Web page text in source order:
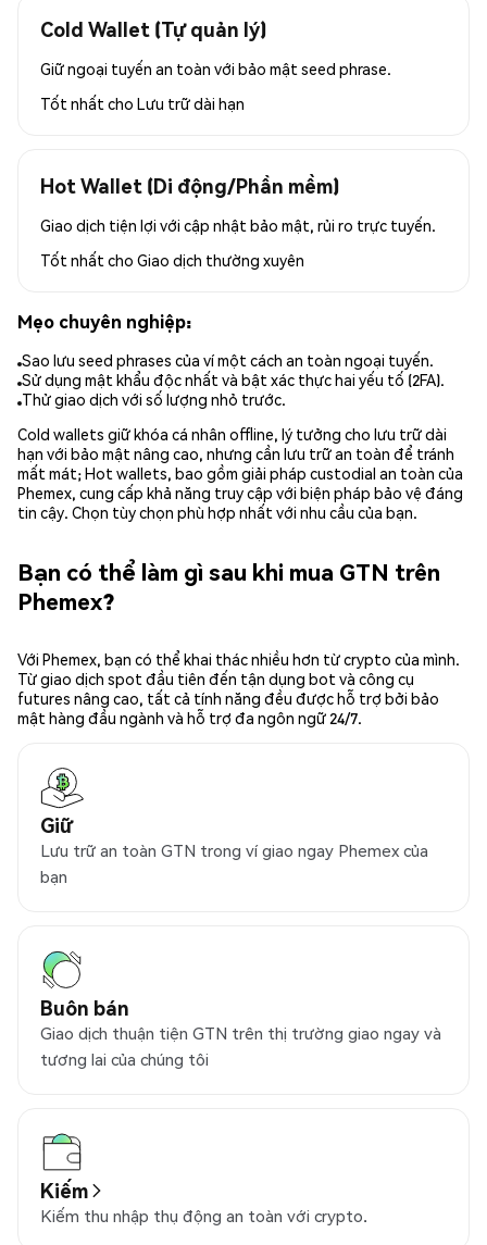
Cold Wallet (Tự quản lý)
Giữ ngoại tuyến an toàn với bảo mật seed phrase.
Tốt nhất cho Lưu trữ dài hạn
Hot Wallet (Di động/Phần mềm)
Giao dịch tiện lợi với cập nhật bảo mật, rủi ro trực tuyến.
Tốt nhất cho Giao dịch thường xuyên
Mẹo chuyên nghiệp:
Sao lưu seed phrases của ví một cách an toàn ngoại tuyến.
Sử dụng mật khẩu độc nhất và bật xác thực hai yếu tố (2FA).
Thử giao dịch với số lượng nhỏ trước.
Cold wallets giữ khóa cá nhân offline, lý tưởng cho lưu trữ dài
hạn với bảo mật nâng cao, nhưng cần lưu trữ an toàn để tránh
mất mát; Hot wallets, bao gồm giải pháp custodial an toàn của
Phemex, cung cấp khả năng truy cập với biện pháp bảo vệ đáng
tin cậy. Chọn tùy chọn phù hợp nhất với nhu cầu của bạn.
Bạn có thể làm gì sau khi mua GTN trên
Phemex?
Với Phemex, bạn có thể khai thác nhiều hơn từ crypto của mình.
Từ giao dịch spot đầu tiên đến tận dụng bot và công cụ
futures nâng cao, tất cả tính năng đều được hỗ trợ bởi bảo
mật hàng đầu ngành và hỗ trợ đa ngôn ngữ 24/7.
Giữ
Lưu trữ an toàn GTN trong ví giao ngay Phemex của
bạn
Buôn bán
Giao dịch thuận tiện GTN trên thị trường giao ngay và
tương lai của chúng tôi
Kiếm
Kiếm thu nhập thụ động an toàn với crypto.